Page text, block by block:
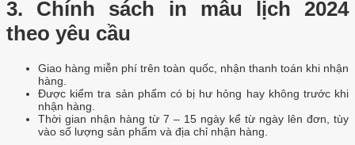
3. Chính sách in mẫu lịch 2024
theo yêu cầu
Giao hàng miễn phí trên toàn quốc, nhận thanh toán khi nhận
hàng.
Được kiểm tra sản phẩm có bị hư hỏng hay không trước khi
nhận hàng.
Thời gian nhận hàng từ 7 – 15 ngày kể từ ngày lên đơn, tùy
vào số lượng sản phẩm và địa chỉ nhận hàng.